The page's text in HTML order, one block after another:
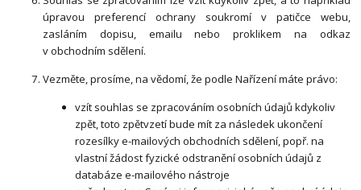
úpravou preferencí ochrany soukromí v patičce webu,
zasláním dopisu, emailu nebo proklikem na odkaz
v obchodním sdělení.
Vezměte, prosíme, na vědomí, že podle Nařízení máte právo:
vzít souhlas se zpracováním osobních údajů kdykoliv
zpět, toto zpětvzetí bude mít za následek ukončení
rozesílky e-mailových obchodních sdělení, popř. na
vlastní žádost fyzické odstranění osobních údajů z
databáze e-mailového nástroje